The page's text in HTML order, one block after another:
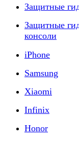
Защитные
Защитные
консоли
iPhone
Samsung
Xiaomi
Infinix
Honor